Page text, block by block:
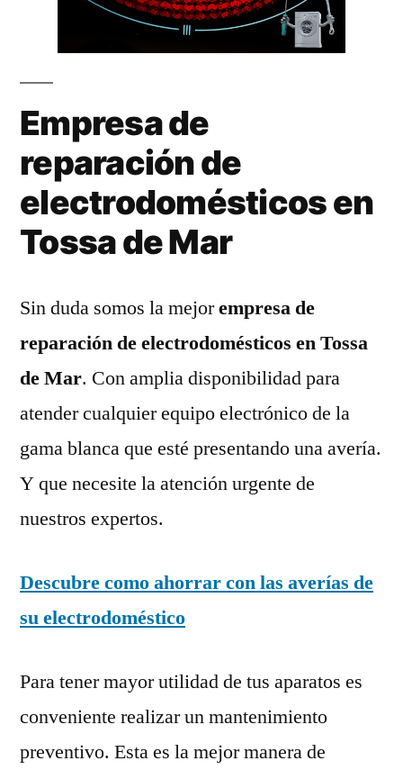
Empresa de
reparación de
electrodomésticos en
Tossa de Mar
Sin duda somos la mejorempresa de
reparación de electrodomésticos en Tossa
de Mar. Con amplia disponibilidad para
atender cualquier equipo electrónico de la
gama blanca que esté presentando una avería.
Y que necesite la atención urgente de
nuestros expertos.
Descubre como ahorrar con las averías de
su electrodoméstico
Para tener mayor utilidad de tus aparatos es
conveniente realizar un mantenimiento
preventivo. Esta es la mejor manera de